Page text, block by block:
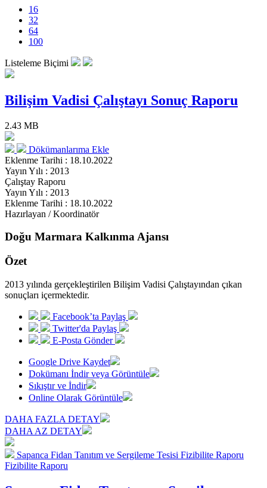
16
32
64
100
Listeleme Biçimi
Bilişim Vadisi Çalıştayı Sonuç Raporu
2.43 MB
Dökümanlarıma Ekle
Eklenme Tarihi : 18.10.2022
Yayın Yılı : 2013
Çalıştay Raporu
Yayın Yılı : 2013
Eklenme Tarihi : 18.10.2022
Hazırlayan / Koordinatör
Doğu Marmara Kalkınma Ajansı
Özet
2013 yılında gerçekleştirilen Bilişim Vadisi Çalıştayından çıkan
sonuçları içermektedir.
Facebook’ta Paylaş
Twitter'da Paylaş
E-Posta Gönder
Google Drive Kaydet
Dokümanı İndir veya Görüntüle
Sıkıştır ve İndir
Online Olarak Görüntüle
DAHA FAZLA DETAY
DAHA AZ DETAY
Sapanca Fidan Tanıtım ve Sergileme Tesisi Fizibilite Raporu
Fizibilite Raporu